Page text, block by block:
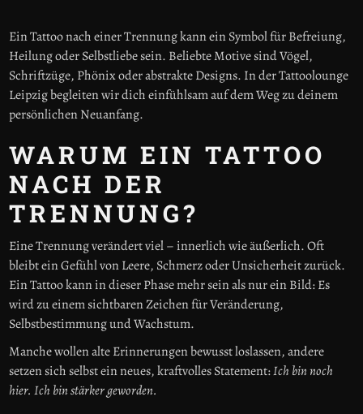
Ein Tattoo nach einer Trennung kann ein Symbol für Befreiung,
Heilung oder Selbstliebe sein. Beliebte Motive sind Vögel,
Schriftzüge, Phönix oder abstrakte Designs. In der Tattoolounge
Leipzig begleiten wir dich einfühlsam auf dem Weg zu deinem
persönlichen Neuanfang.
WARUM EIN TATTOO
NACH DER
TRENNUNG?
Eine Trennung verändert viel – innerlich wie äußerlich. Oft
bleibt ein Gefühl von Leere, Schmerz oder Unsicherheit zurück.
Ein Tattoo kann in dieser Phase mehr sein als nur ein Bild: Es
wird zu einem sichtbaren Zeichen für Veränderung,
Selbstbestimmung und Wachstum.
Manche wollen alte Erinnerungen bewusst loslassen, andere
setzen sich selbst ein neues, kraftvolles Statement:Ich bin noch
hier. Ich bin stärker geworden.